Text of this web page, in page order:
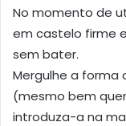
No momento de
em castelo firme
sem bater.
Mergulhe a forma
(mesmo bem
introduza-a na